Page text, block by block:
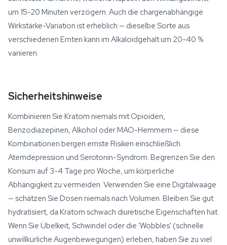
um 15-20 Minuten verzögern. Auch die chargenabhängige
Wirkstärke-Variation ist erheblich — dieselbe Sorte aus
verschiedenen Ernten kann im Alkaloidgehalt um 20-40 %
variieren.
Sicherheitshinweise
Kombinieren Sie Kratom niemals mit Opioiden,
Benzodiazepinen, Alkohol oder MAO-Hemmern — diese
Kombinationen bergen ernste Risiken einschließlich
Atemdepression und Serotonin-Syndrom. Begrenzen Sie den
Konsum auf 3-4 Tage pro Woche, um körperliche
Abhängigkeit zu vermeiden. Verwenden Sie eine Digitalwaage
— schätzen Sie Dosen niemals nach Volumen. Bleiben Sie gut
hydratisiert, da Kratom schwach diuretische Eigenschaften hat.
Wenn Sie Übelkeit, Schwindel oder die 'Wobbles' (schnelle
unwillkürliche Augenbewegungen) erleben, haben Sie zu viel